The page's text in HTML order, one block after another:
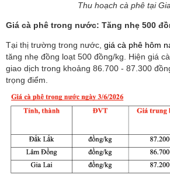
Thu hoạch cà phê tại
Giá cà phê trong nước: Tăng nhẹ 500
Tại thị trường trong nước, giá cà phê hôm
tăng nhẹ đồng loạt 500 đồng/kg. Hiện giá
giao dịch trong khoảng 86.700 - 87.300
trọng điểm.